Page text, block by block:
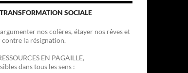
SOCIALE
nos colères, étayer nos rêves et
la résignation.
EN PAGAILLE,
dans tous les sens :